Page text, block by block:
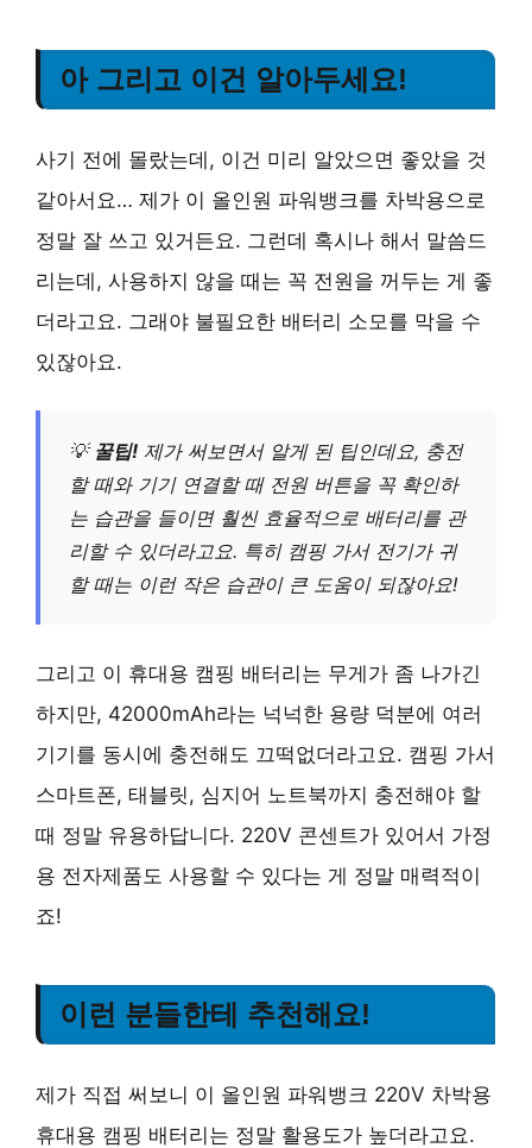
아 그리고 이건 알아두세요!
사기 전에 몰랐는데, 이건 미리 알았으면 좋았을 것
같아서요… 제가 이 올인원 파워뱅크를 차박용으로
정말 잘 쓰고 있거든요. 그런데 혹시나 해서 말씀드
리는데, 사용하지 않을 때는 꼭 전원을 꺼두는 게 좋
더라고요. 그래야 불필요한 배터리 소모를 막을 수
있잖아요.
💡 꿀팁! 제가 써보면서 알게 된 팁인데요, 충전
할 때와 기기 연결할 때 전원 버튼을 꼭 확인하
는 습관을 들이면 훨씬 효율적으로 배터리를 관
리할 수 있더라고요. 특히 캠핑 가서 전기가 귀
할 때는 이런 작은 습관이 큰 도움이 되잖아요!
그리고 이 휴대용 캠핑 배터리는 무게가 좀 나가긴
하지만, 42000mAh라는 넉넉한 용량 덕분에 여러
기기를 동시에 충전해도 끄떡없더라고요. 캠핑 가서
스마트폰, 태블릿, 심지어 노트북까지 충전해야 할
때 정말 유용하답니다. 220V 콘센트가 있어서 가정
용 전자제품도 사용할 수 있다는 게 정말 매력적이
죠!
이런 분들한테 추천해요!
제가 직접 써보니 이 올인원 파워뱅크 220V 차박용
휴대용 캠핑 배터리는 정말 활용도가 높더라고요.